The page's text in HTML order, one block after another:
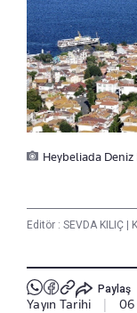
Heybeliada
Editör : SEVDA KILIÇ
Paylaş
Yayın Tarihi 06